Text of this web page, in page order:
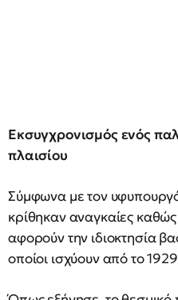
Εκσυγχρονισμός ενός
πλαισίου
Σύμφωνα με τον
κρίθηκαν αναγκαίες
αφορούν την ιδιοκτησία
οποίοι ισχύουν από το